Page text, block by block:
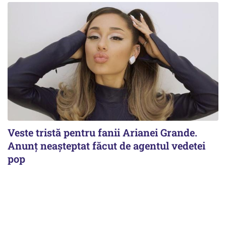
Veste tristă pentru fanii Arianei Grande.
Anunț neașteptat făcut de agentul vedetei
pop